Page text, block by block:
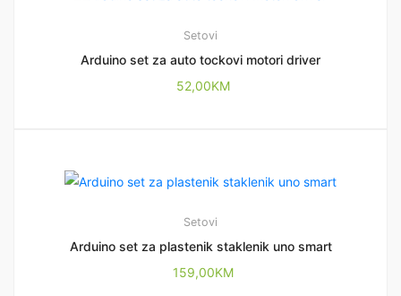
Setovi
Arduino set za auto tockovi motori driver
52,00KM
Setovi
Arduino set za plastenik staklenik uno smart
159,00KM